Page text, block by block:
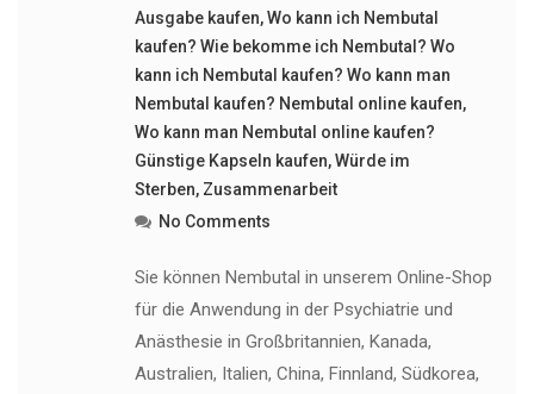
Ausgabe kaufen,Wo kann ich Nembutal
kaufen? Wie bekomme ich Nembutal? Wo
kann ich Nembutal kaufen? Wo kann man
Nembutal kaufen? Nembutal online kaufen,
Wo kann man Nembutal online kaufen?
Günstige Kapseln kaufen,Würde im
Sterben, Zusammenarbeit
No Comments
Sie können Nembutal in unserem Online-Shop
für die Anwendung in der Psychiatrie und
Anästhesie in Großbritannien, Kanada,
Australien, Italien, China, Finnland, Südkorea,